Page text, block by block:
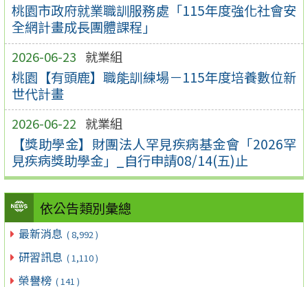
桃園市政府就業職訓服務處「115年度強化社會安
全網計畫成長團體課程」
2026-06-23 就業組
桃園【有頭鹿】職能訓練場－115年度培養數位新
世代計畫
2026-06-22 就業組
【獎助學金】財團法人罕見疾病基金會「2026罕
見疾病獎助學金」_自行申請08/14(五)止
依公告類別彙總
最新消息 ( 8,992 )
研習訊息 ( 1,110 )
榮譽榜 ( 141 )